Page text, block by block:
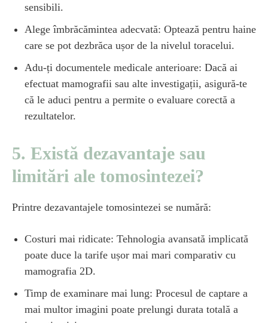
sensibili.
Alege îmbrăcămintea adecvată: Optează pentru haine
care se pot dezbrăca ușor de la nivelul toracelui.
Adu-ți documentele medicale anterioare: Dacă ai
efectuat mamografii sau alte investigații, asigură-te
că le aduci pentru a permite o evaluare corectă a
rezultatelor.
5. Există dezavantaje sau
limitări ale tomosintezei?
Printre dezavantajele tomosintezei se numără:
Costuri mai ridicate: Tehnologia avansată implicată
poate duce la tarife ușor mai mari comparativ cu
mamografia 2D.
Timp de examinare mai lung: Procesul de captare a
mai multor imagini poate prelungi durata totală a